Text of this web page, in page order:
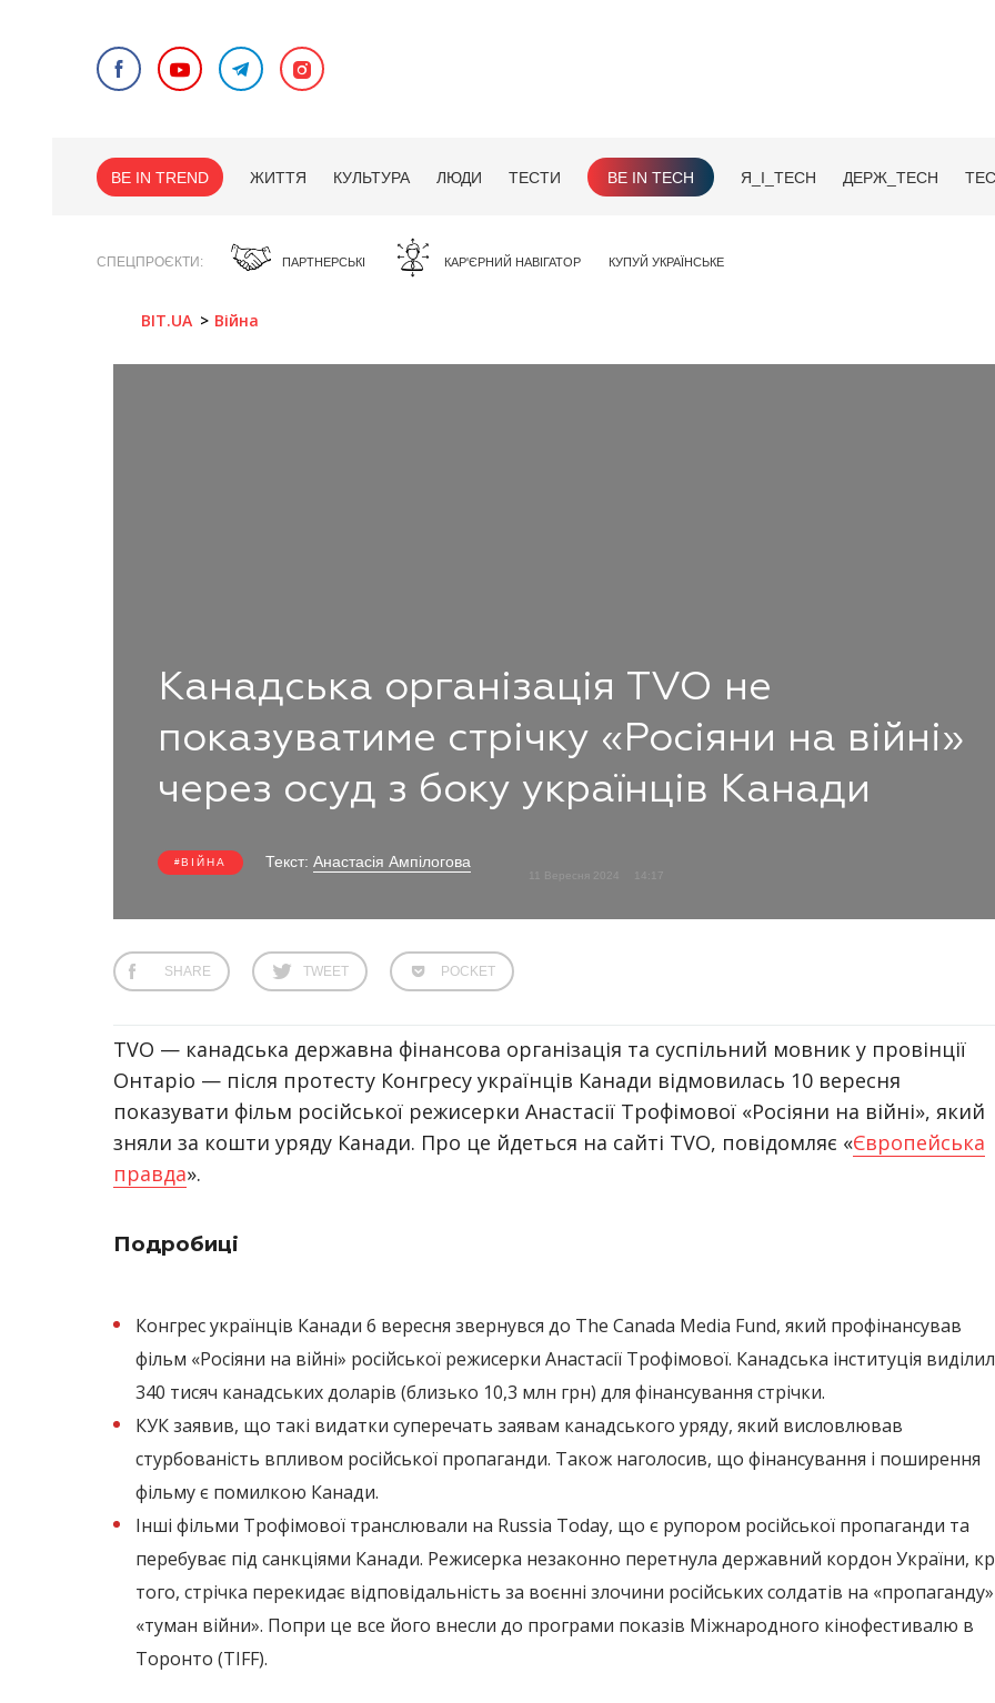
BE IN TREND ЖИТТЯ КУЛЬТУРА ЛЮДИ ТЕСТИ BE IN TECH Я_І_TECH ДЕРЖ_TECH
СПЕЦПРОЄКТИ ПАРТНЕРСЬКІ КАР'ЄРНИЙ НАВІГАТОР КУПУЙ УКРАЇНСЬКЕ
BIT.UA Війна
Канадська організація TVO не
показуватиме стрічку «Росіяни на війні»
через осуд з боку українців Канади
ВІЙНА Текст: Анастасія Ампілогова
11 Вересня 2024 14:17
SHARE TWEET POCKET
TVO — канадська державна фінансова організація та суспільний мовник у провінції
Онтаріо — після протесту Конгресу українців Канади відмовилась 10 вересня
показувати фільм російської режисерки Анастасії Трофімової «Росіяни на війні», який
зняли за кошти уряду Канади. Про це йдеться на сайті TVO, повідомляє «Європейська
правда».
Подробиці
Конгрес українців Канади 6 вересня звернувся до The Canada Media Fund, який профінансував
фільм «Росіяни на війні» російської режисерки Анастасії Трофімової. Канадська інституція
340 тисяч канадських доларів (близько 10,3 млн грн) для фінансування стрічки.
КУК заявив, що такі видатки суперечать заявам канадського уряду, який висловлював
стурбованість впливом російської пропаганди. Також наголосив, що фінансування і поширення
фільму є помилкою Канади.
Інші фільми Трофімової транслювали на Russia Today, що є рупором російської пропаганди та
перебуває під санкціями Канади. Режисерка незаконно перетнула державний кордон України,
того, стрічка перекидає відповідальність за воєнні злочини російських солдатів на «пропаганду»
«туман війни». Попри це все його внесли до програми показів Міжнародного кінофестивалю в
Торонто (TIFF).